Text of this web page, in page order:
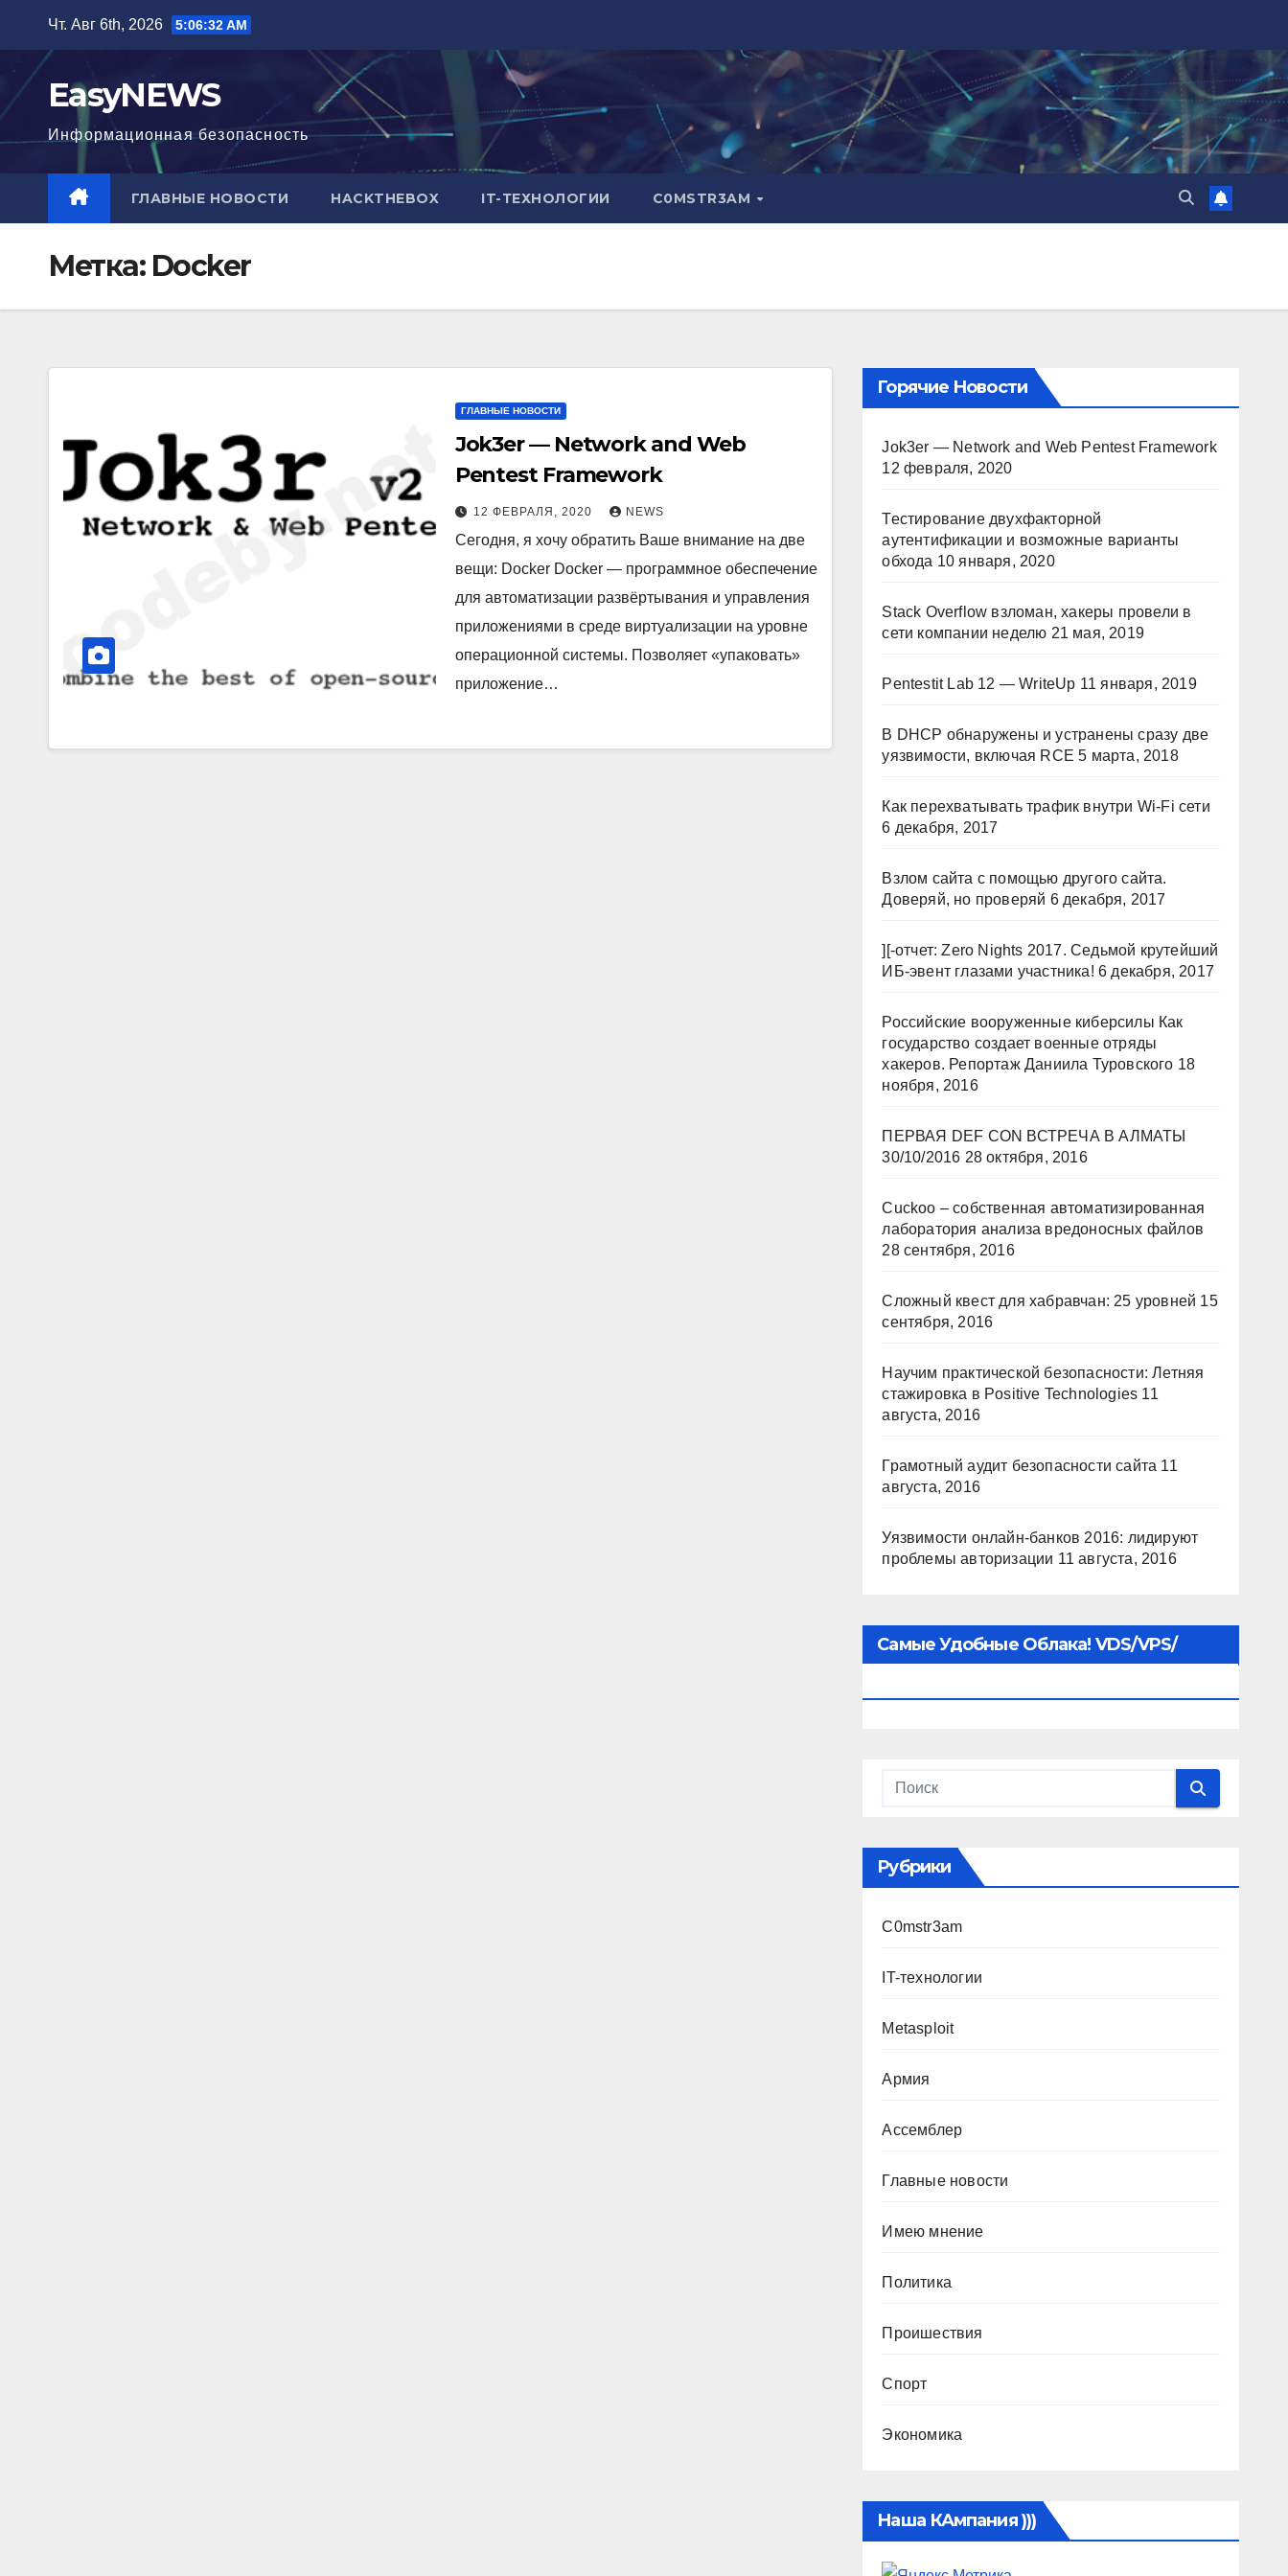
содержимому
Чт. Авг 6th, 2026 5:06:32 AM
EasyNEWS
Информационная безопаcность
ГЛАВНЫЕ НОВОСТИ HACKTHEBOX IT-ТЕХНОЛОГИИ C0MSTR3AM
Метка: Docker
ГЛАВНЫЕ НОВОСТИ
Jok3er — Network and Web
Pentest Framework
12 ФЕВРАЛЯ, 2020 NEWS
Сегодня, я хочу обратить Ваше внимание на две
вещи: Docker Docker — программное обеспечение
для автоматизации развёртывания и управления
приложениями в среде виртуализации на уровне
операционной системы. Позволяет «упаковать»
приложение…
Горячие Новости
Jok3er — Network and Web Pentest Framework
12 февраля, 2020
Тестирование двухфакторной
аутентификации и возможные варианты
обхода 10 января, 2020
Stack Overflow взломан, хакеры провели в
сети компании неделю 21 мая, 2019
Pentestit Lab 12 — WriteUp 11 января, 2019
В DHCP обнаружены и устранены сразу две
уязвимости, включая RCE 5 марта, 2018
Как перехватывать трафик внутри Wi-Fi сети
6 декабря, 2017
Взлом сайта с помощью другого сайта.
Доверяй, но проверяй 6 декабря, 2017
][-отчет: Zero Nights 2017. Седьмой крутейший
ИБ-эвент глазами участника! 6 декабря, 2017
Российские вооруженные киберсилы Как
государство создает военные отряды
хакеров. Репортаж Даниила Туровского 18
ноября, 2016
ПЕРВАЯ DEF CON ВСТРЕЧА В АЛМАТЫ
30/10/2016 28 октября, 2016
Cuckoo – собственная автоматизированная
лаборатория анализа вредоносных файлов
28 сентября, 2016
Сложный квест для хабравчан: 25 уровней 15
сентября, 2016
Научим практической безопасности: Летняя
стажировка в Positive Technologies 11
августа, 2016
Грамотный аудит безопасности сайта 11
августа, 2016
Уязвимости онлайн-банков 2016: лидируют
проблемы авторизации 11 августа, 2016
Самые Удобные Облака! VDS/VPS/
Рубрики
C0mstr3am
IT-технологии
Metasploit
Армия
Ассемблер
Главные новости
Имею мнение
Политика
Проишествия
Спорт
Экономика
Наша КАмпания )))